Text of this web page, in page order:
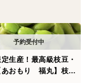
、一つ一つの工程
た栽培に取り組ん
生産！最高級枝豆・
あおもり 福丸】枝付